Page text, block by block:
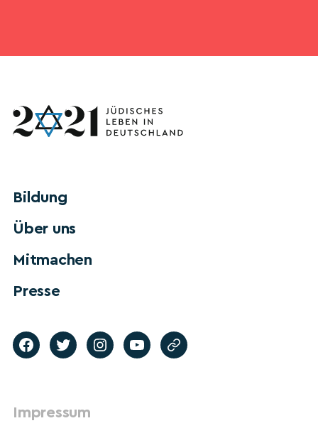
Bildung
Über uns
Mitmachen
Presse
Impressum